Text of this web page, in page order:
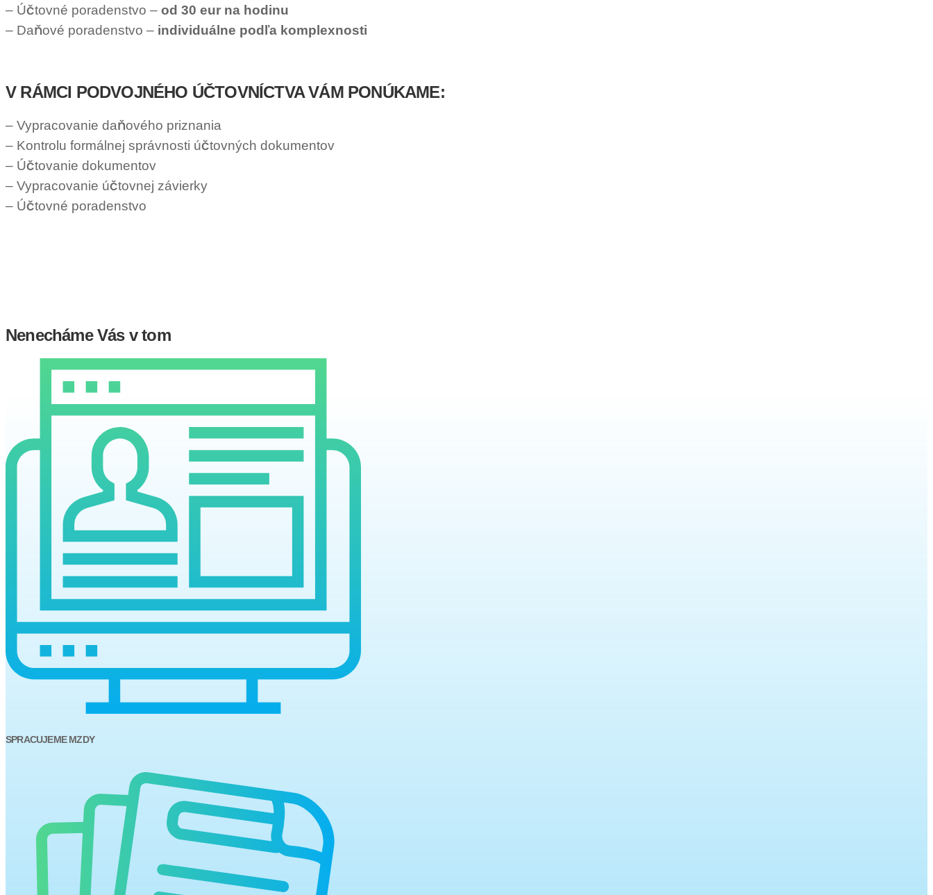
– Účtovné poradenstvo – od 30 eur na hodinu
– Daňové poradenstvo – individuálne podľa komplexnosti
V RÁMCI PODVOJNÉHO ÚČTOVNÍCTVA VÁM PONÚKAME:
– Vypracovanie daňového priznania
– Kontrolu formálnej správnosti účtovných dokumentov
– Účtovanie dokumentov
– Vypracovanie účtovnej závierky
– Účtovné poradenstvo
Nenecháme Vás v tom
SPRACUJEME MZDY